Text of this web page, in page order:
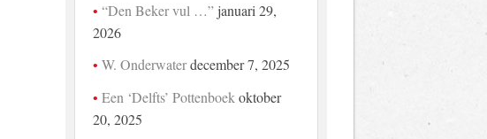
“Den Beker vul …” januari 29,
2026
W. Onderwater december 7, 2025
Een ‘Delfts’ Pottenboek oktober
20, 2025